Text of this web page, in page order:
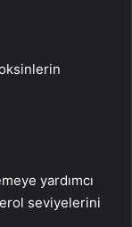
yardımcı
seviyelerini